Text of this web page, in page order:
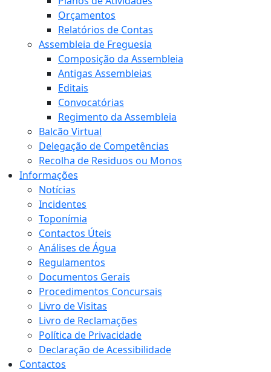
Orçamentos
Relatórios de Contas
Assembleia de Freguesia
Composição da Assembleia
Antigas Assembleias
Editais
Convocatórias
Regimento da Assembleia
Balcão Virtual
Delegação de Competências
Recolha de Residuos ou Monos
Informações
Notícias
Incidentes
Toponímia
Contactos Úteis
Análises de Água
Regulamentos
Documentos Gerais
Procedimentos Concursais
Livro de Visitas
Livro de Reclamações
Política de Privacidade
Declaração de Acessibilidade
Contactos